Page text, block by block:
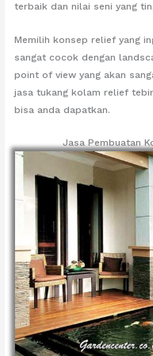
terbaik dan nilai seni yang
Memilih konsep relief yang
sangat cocok dengan
point of view yang akan
jasa tukang kolam relief
bisa anda dapatkan.
Jasa Pembuatan